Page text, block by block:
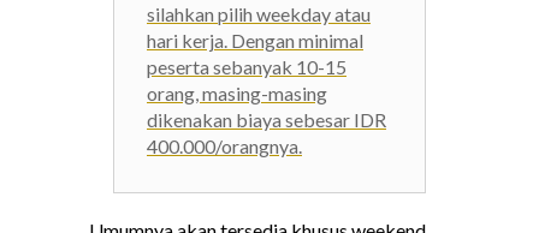
silahkan pilih weekday atau
hari kerja. Dengan minimal
peserta sebanyak 10-15
orang, masing-masing
dikenakan biaya sebesar IDR
400.000/orangnya.